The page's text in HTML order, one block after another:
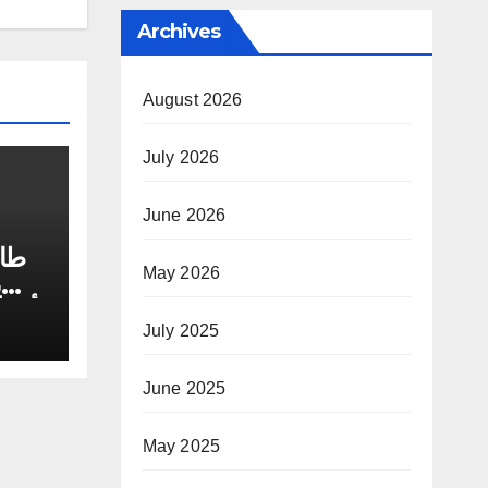
Archives
August 2026
July 2026
June 2026
May 2026
July 2025
June 2025
May 2025